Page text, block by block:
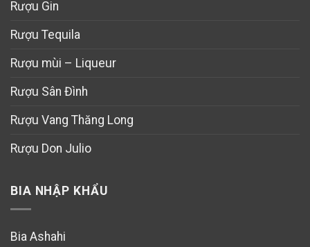
Rượu Gin
Rượu Tequila
Rượu mùi – Liqueur
Rượu Sân Đình
Rượu Vang Thăng Long
Rượu Don Julio
BIA NHẬP KHẨU
Bia Ashahi